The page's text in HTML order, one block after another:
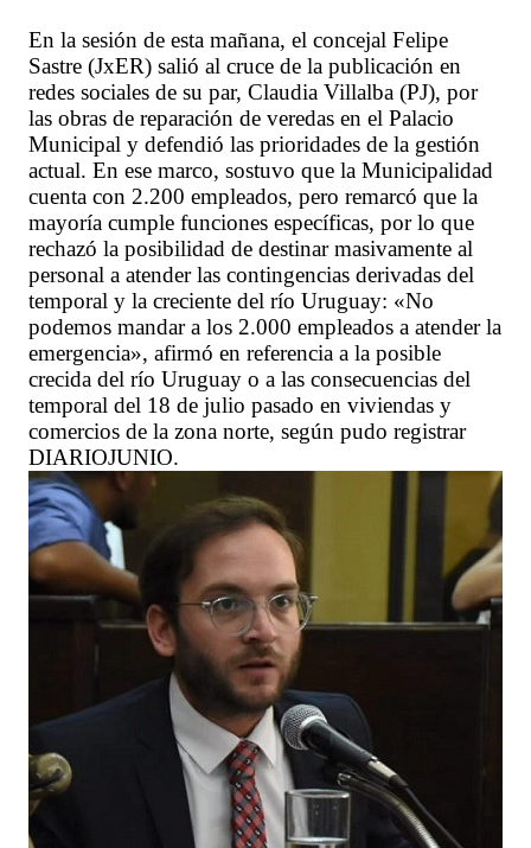
En la sesión de esta mañana, el concejal Felipe
Sastre (JxER) salió al cruce de la publicación en
redes sociales de su par, Claudia Villalba (PJ), por
las obras de reparación de veredas en el Palacio
Municipal y defendió las prioridades de la gestión
actual. En ese marco, sostuvo que la Municipalidad
cuenta con 2.200 empleados, pero remarcó que la
mayoría cumple funciones específicas, por lo que
rechazó la posibilidad de destinar masivamente al
personal a atender las contingencias derivadas del
temporal y la creciente del río Uruguay: «No
podemos mandar a los 2.000 empleados a atender la
emergencia», afirmó en referencia a la posible
crecida del río Uruguay o a las consecuencias del
temporal del 18 de julio pasado en viviendas y
comercios de la zona norte, según pudo registrar
DIARIOJUNIO.